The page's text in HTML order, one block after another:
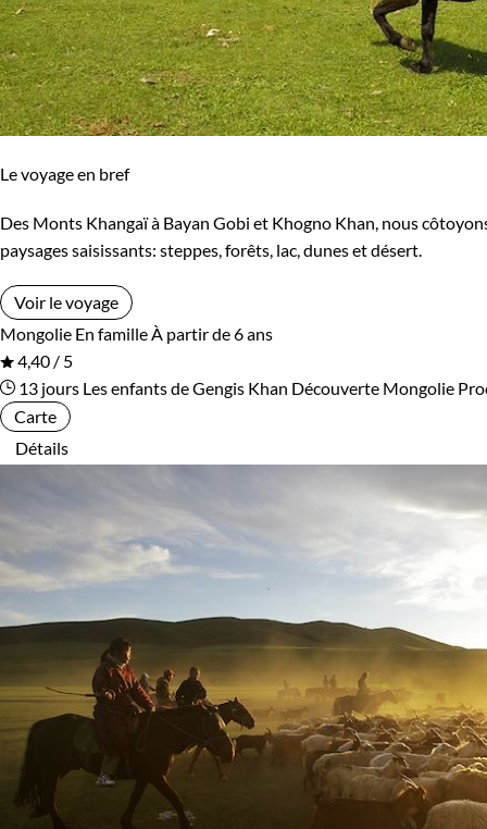
Le voyage en bref
Des Monts Khangaï à Bayan Gobi et Khogno Khan, nous
paysages saisissants: steppes, forêts, lac, dunes et désert.
Voir le voyage
Mongolie En familleÀ partir de 6 ans
4,40 / 5
13 jours Les enfants de Gengis Khan Découverte Mongolie
Carte
Détails